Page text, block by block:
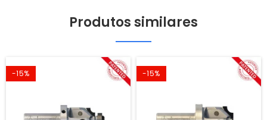
Produtos similares
-15% -15%